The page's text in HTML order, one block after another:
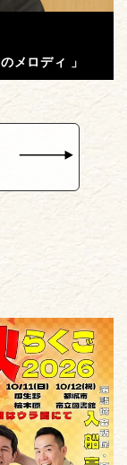
メロディ 」